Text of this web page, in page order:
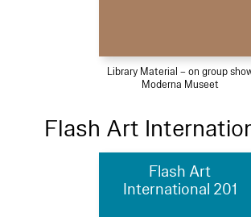
Library Material – on group
Moderna Museet
Flash Art
Flash Art
International 201